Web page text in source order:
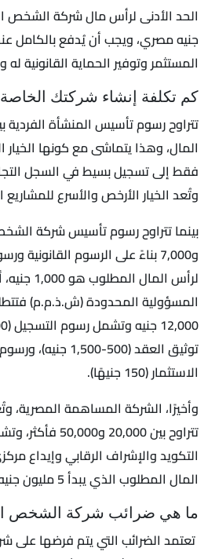
الحد الأدنى لرأس مال شركة
جنيه مصري، ويجب أن يُدفع بالكامل
المستثمر وتوفير الحماية القانونية له
كم تكلفة إنشاء شركتك
المال، وهذا يتماشى مع كونها الخيار
فقط إلى تسجيل بسيط في السجل
وتُعد الخيار الأرخص والأسرع للمشاريع
و7,000 بناءً على الرسوم
لرأس المال
توثيق العقد (500-
الاستثمار (150 جنيهًا).
وأخيرًا، الشركة المساهمة المصرية،
تتراوح بين
التكويد والإشراف الرقابي وإيداع
المال المطلوب الذي يبدأ 5 مليون جنيه.
ما هي ضرائب شركة الشخص
تعتمد الضرائب التي يتم فرضها